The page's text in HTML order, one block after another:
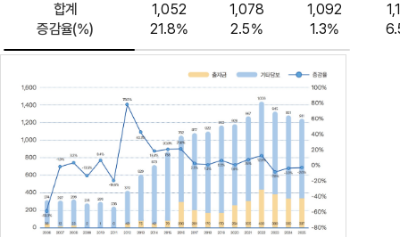
합계
1,052 1,078 1,092
증감율(%)
21.8% 2.5% 1.3%